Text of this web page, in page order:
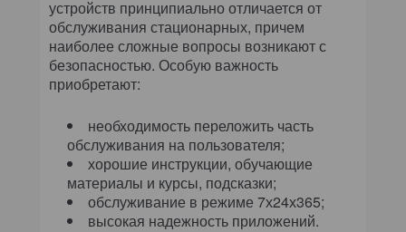
устройств принципиально отличается от
обслуживания стационарных, причем
наиболее сложные вопросы возникают с
безопасностью. Особую важность
приобретают:
необходимость переложить часть
обслуживания на пользователя;
хорошие инструкции, обучающие
материалы и курсы, подсказки;
обслуживание в режиме 7х24х365;
высокая надежность приложений.